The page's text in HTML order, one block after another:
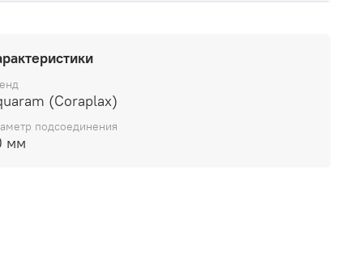
(Coraplax)
подсоединения
мм